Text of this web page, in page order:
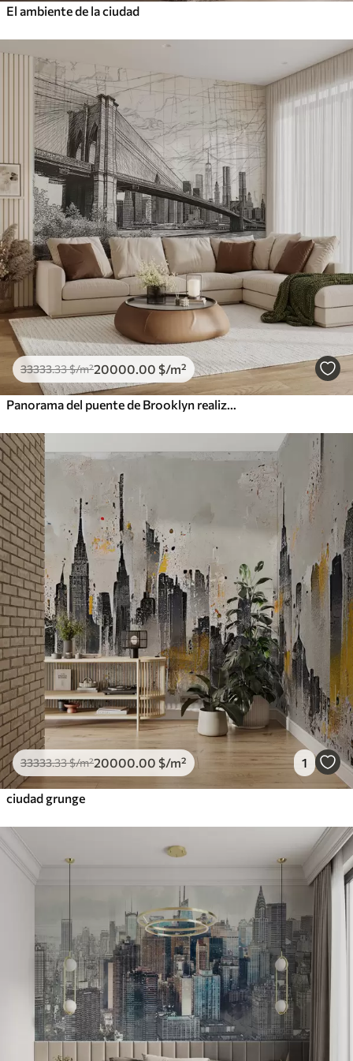
El ambiente de la ciudad
33333.33$/m²20000 .00 $/m²
33333.33$/m²20000 .00 $/m² 1
ciudad grunge